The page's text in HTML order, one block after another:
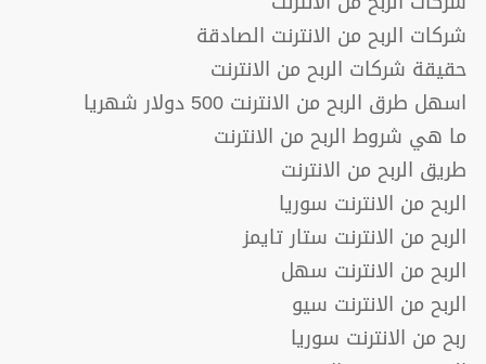
شركات الربح من الانترنت الصادقة
حقيقة شركات الربح من الانترنت
اسهل طرق الربح من الانترنت 500 دولار شهريا
ما هي شروط الربح من الانترنت
طريق الربح من الانترنت
الربح من الانترنت سوريا
الربح من الانترنت ستار تايمز
الربح من الانترنت سهل
الربح من الانترنت سيو
ربح من الانترنت سوريا